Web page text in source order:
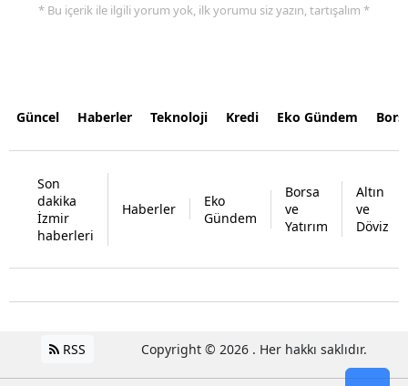
* Bu içerik ile ilgili yorum yok, ilk yorumu siz yazın, tartışalım *
Güncel Haberler Teknoloji Kredi Eko Gündem
Son
dakika
İzmir
haberleri
Haberler
Eko
Gündem
Borsa
ve
Yatırım
Altın
ve
Döviz
RSS Copyright © 2026 . Her hakkı saklıdır.